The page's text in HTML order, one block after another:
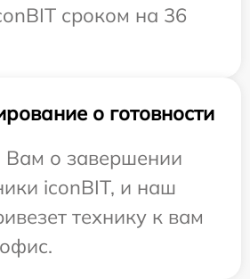
сроком на 36
о готовности
о завершении
iconBIT, и наш
технику к вам